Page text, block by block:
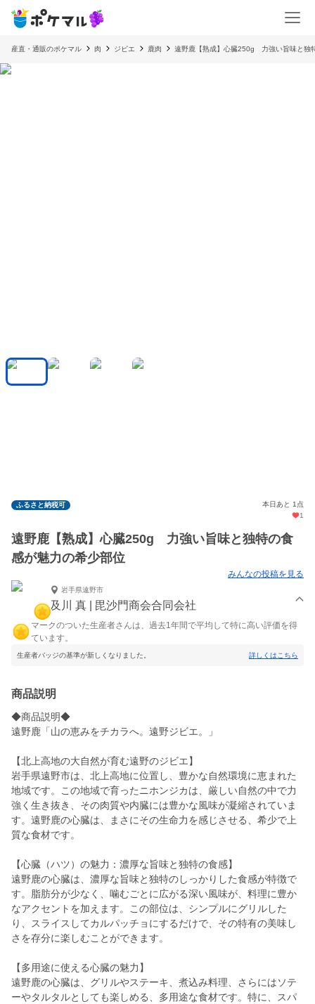
産直・通販のポケマル 肉 ジビエ 鹿肉 遠野鹿【熟成】心臓250g 力強い旨味と独
ふるさと納税可
本日あと 1点
1
遠野鹿【熟成】心臓250g 力強い旨味と独特の食
感が魅力の希少部位
みんなの投稿を見る
岩手県遠野市
及川 真 | 毘沙門商会合同会社
マークのついた生産者さんは、過去1年間で平均して特に高い評価を得
ています。
生産者バッジの基準が新しくなりました。 詳しくはこちら
商品説明
◆商品説明◆
遠野鹿「山の恵みをチカラへ。遠野ジビエ。」
【北上高地の大自然が育む遠野のジビエ】
岩手県遠野市は、北上高地に位置し、豊かな自然環境に恵まれた
地域です。この地域で育ったニホンジカは、厳しい自然の中で力
強く生き抜き、その肉質や内臓には豊かな風味が凝縮されていま
す。遠野鹿の心臓は、まさにその生命力を感じさせる、希少で上
質な食材です。
【心臓（ハツ）の魅力：濃厚な旨味と独特の食感】
遠野鹿の心臓は、濃厚な旨味と独特のしっかりした食感が特徴で
す。脂肪分が少なく、噛むごとに広がる深い風味が、料理に豊か
なアクセントを加えます。この部位は、シンプルにグリルした
り、スライスしてカルパッチョにするだけで、その特有の美味し
さを存分に楽しむことができます。
【多用途に使える心臓の魅力】
遠野鹿の心臓は、グリルやステーキ、煮込み料理、さらにはソテ
ーやタルタルとしても楽しめる、多用途な食材です。特に、スパ